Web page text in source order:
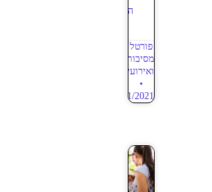
הולדת 50 – מאמר 3
פורטל
מסיבות
ואירועים
27/01/2021